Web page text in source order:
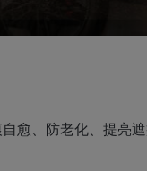
愈、防老化、提亮